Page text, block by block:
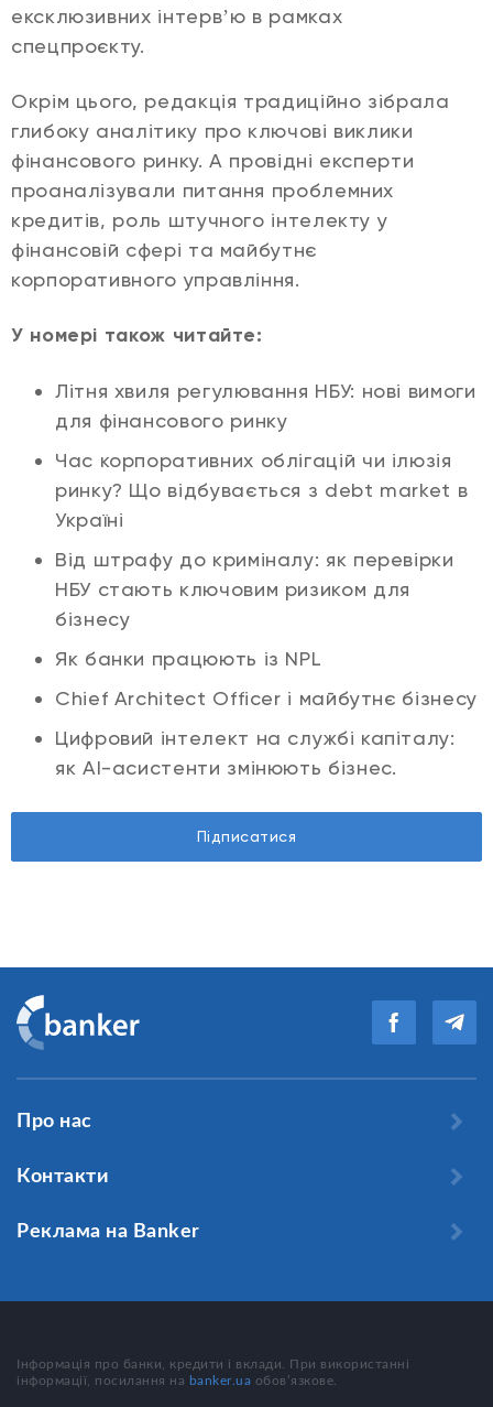
ексклюзивних інтервʼю в рамках
спецпроєкту.
Окрім цього, редакція традиційно зібрала
глибоку аналітику про ключові виклики
фінансового ринку. А провідні експерти
проаналізували питання проблемних
кредитів, роль штучного інтелекту у
фінансовій сфері та майбутнє
корпоративного управління.
У номері також читайте:
Літня хвиля регулювання НБУ: нові вимоги
для фінансового ринку
Час корпоративних облігацій чи ілюзія
ринку? Що відбувається з debt market в
Україні
Від штрафу до криміналу: як перевірки
НБУ стають ключовим ризиком для
бізнесу
Як банки працюють із NPL
Chief Architect Officer і майбутнє бізнесу
Цифровий інтелект на службі капіталу:
як AI-асистенти змінюють бізнес.
Підписатися
Про нас
Контакти
Реклама на Banker
Інформація про банки, кредити і вклади. При використанні
інформації, посилання на banker.ua обов’язкове.